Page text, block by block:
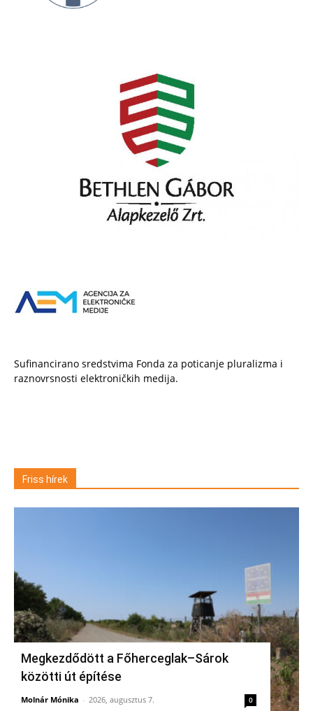
Sufinancirano sredstvima Fonda za poticanje pluralizma i
raznovrsnosti elektroničkih medija.
Friss hírek
Megkezdődött a Főherceglak–Sárok
közötti út építése
Molnár Mónika - 2026, augusztus 7. 0